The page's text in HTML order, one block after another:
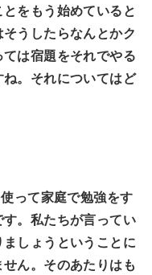
をもう始めていると
うしたらなんとかク
は宿題をそれでやる
。それについてはど
って家庭で勉強をす
。私たちが言ってい
しょうということに
ん。そのあたりはも